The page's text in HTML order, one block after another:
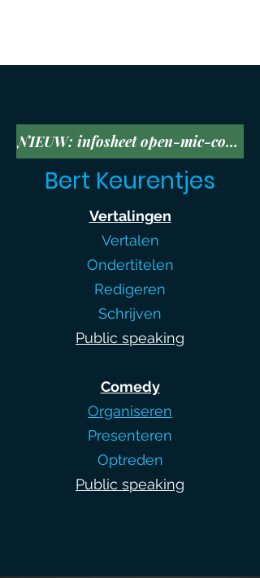
NIEUW: infosheet open-mic-comedyshows
Bert Keurentjes
Vertalingen
Vertalen
Ondertitelen
Redigeren
Schrijven
Public speaking
Comedy
Organiseren
Presenteren
Optreden
Public speaking